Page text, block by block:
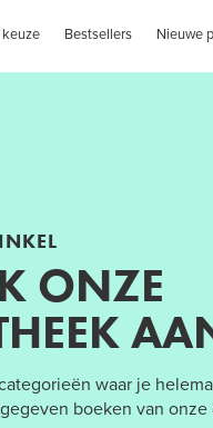
Bestsellers Nieuwe
ONZE
waar je
boeken van